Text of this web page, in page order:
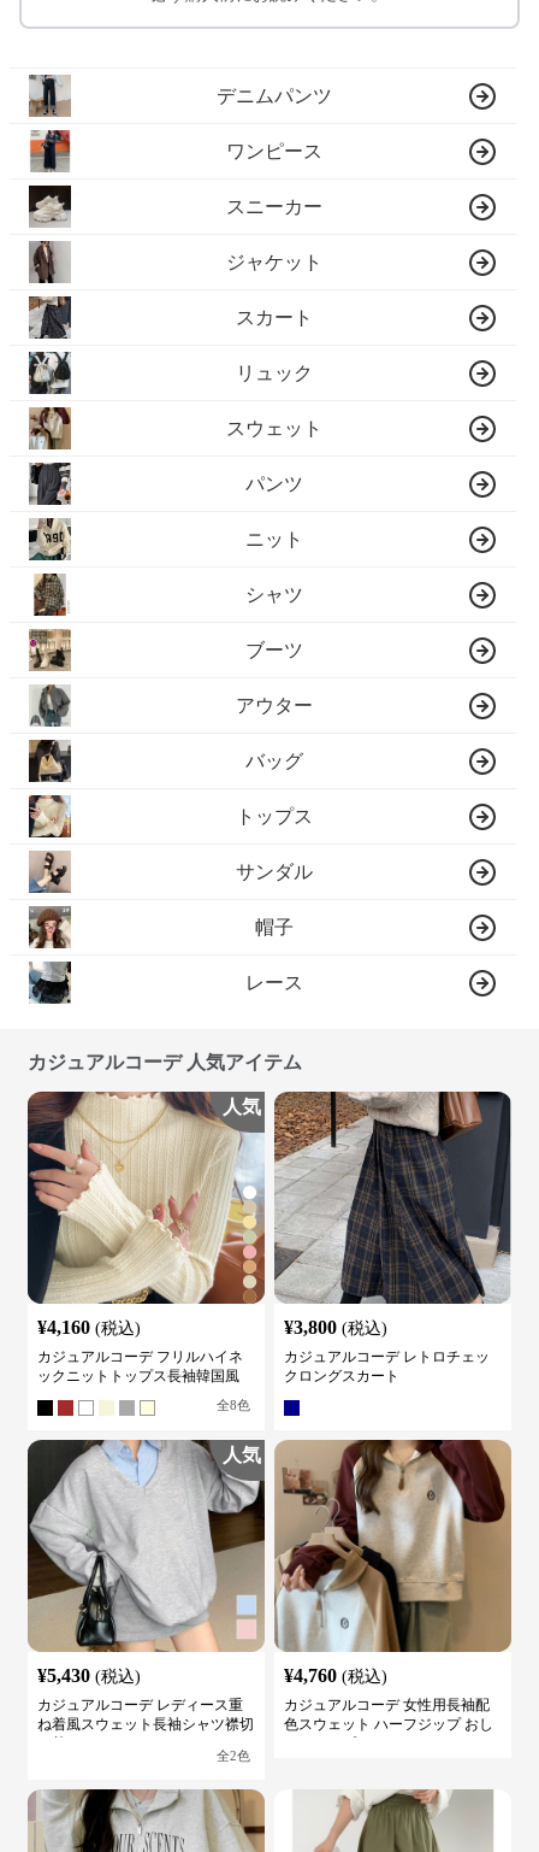
デニムパンツ
ワンピース
スニーカー
ジャケット
スカート
リュック
スウェット
パンツ
ニット
シャツ
ブーツ
アウター
バッグ
トップス
サンダル
帽子
レース
カジュアルコーデ 人気アイテム
人気
¥4,160 (税込)
カジュアルコーデ フリルハイネ
ックニットトップス長袖韓国風
全8色
¥3,800 (税込)
カジュアルコーデ レトロチェッ
クロングスカート
人気
¥5,430 (税込)
カジュアルコーデ レディース重
ね着風スウェット長袖シャツ襟切
全2色
¥4,760 (税込)
カジュアルコーデ 女性用長袖配
色スウェット ハーフジップ おし